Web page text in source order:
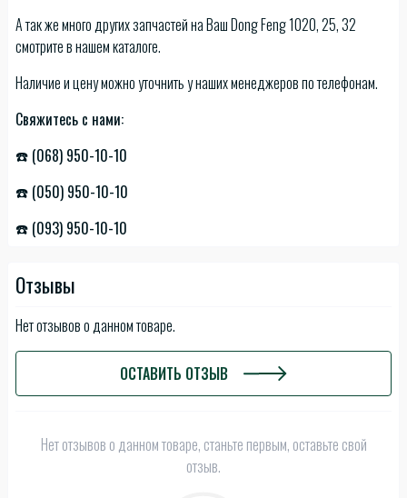
А так же много других запчастей на Ваш Dong Feng 1020, 25, 32
смотрите в нашем каталоге.
Наличие и цену можно уточнить у наших менеджеров по телефонам.
Свяжитесь с нами:
☎️ (068) 950-10-10
☎️ (050) 950-10-10
☎️ (093) 950-10-10
Отзывы
Нет отзывов о данном товаре.
ОСТАВИТЬ ОТЗЫВ
Нет отзывов о данном товаре, станьте первым, оставьте свой
отзыв.